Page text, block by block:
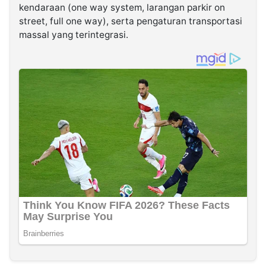
kendaraan (one way system, larangan parkir on
street, full one way), serta pengaturan transportasi
massal yang terintegrasi.